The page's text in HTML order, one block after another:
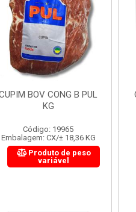
CARNE MOIDA FORTBOI
CX 10KG
Código: 200
Embalagem: KG/10